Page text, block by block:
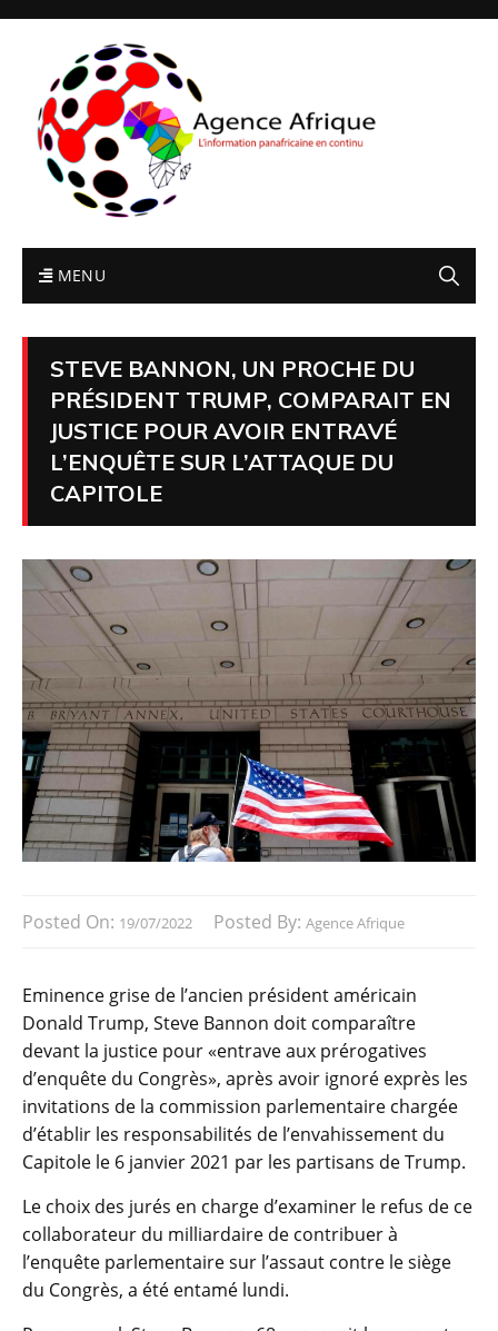
MENU
STEVE BANNON, UN PROCHE DU
PRÉSIDENT TRUMP, COMPARAIT EN
JUSTICE POUR AVOIR ENTRAVÉ
L’ENQUÊTE SUR L’ATTAQUE DU
CAPITOLE
Posted On: 19/07/2022 Posted By: Agence Afrique
Eminence grise de l’ancien président américain
Donald Trump, Steve Bannon doit comparaître
devant la justice pour «entrave aux prérogatives
d’enquête du Congrès», après avoir ignoré exprès les
invitations de la commission parlementaire chargée
d’établir les responsabilités de l’envahissement du
Capitole le 6 janvier 2021 par les partisans de Trump.
Le choix des jurés en charge d’examiner le refus de ce
collaborateur du milliardaire de contribuer à
l’enquête parlementaire sur l’assaut contre le siège
du Congrès, a été entamé lundi.